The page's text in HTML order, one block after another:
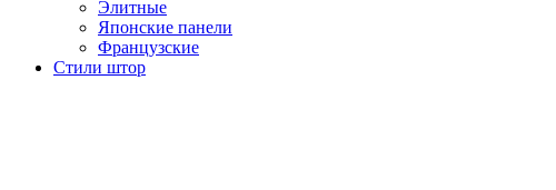
Элитные
Японские панели
Французские
Стили штор